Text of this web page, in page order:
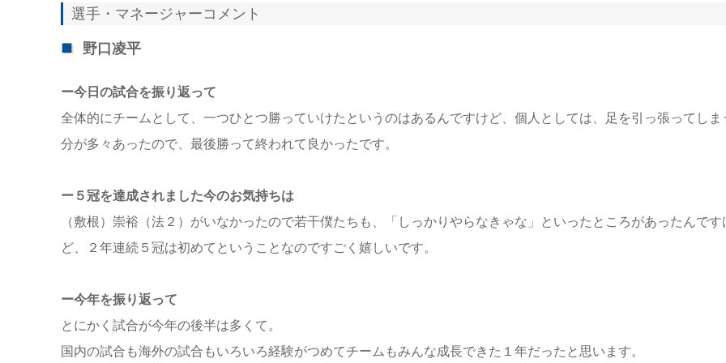
選手・マネージャーコメント
野口凌平
ー今日の試合を振り返って
全体的にチームとして、一つひとつ勝っていけたというのはあるんですけど、個人としては、足を引っ張ってしま
分が多々あったので、最後勝って終われて良かったです。
ー５冠を達成されました今のお気持ちは
（敷根）崇裕（法２）がいなかったので若干僕たちも、「しっかりやらなきゃな」といったところがあったんです
ど、２年連続５冠は初めてということなのですごく嬉しいです。
ー今年を振り返って
とにかく試合が今年の後半は多くて。
国内の試合も海外の試合もいろいろ経験がつめてチームもみんな成長できた１年だったと思います。